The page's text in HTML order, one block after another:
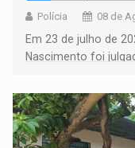
Polícia 08 de
Em 23 de julho de
Nascimento foi